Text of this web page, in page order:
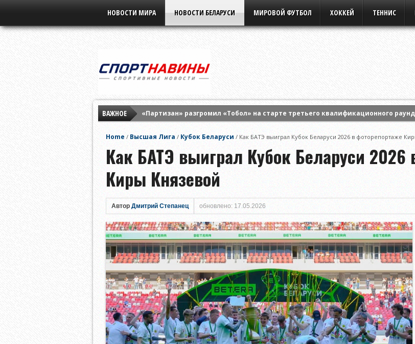
НОВОСТИ МИРА НОВОСТИ БЕЛАРУСИ МИРОВОЙ ФУТБОЛ ХОККЕЙ ТЕННИС
ВАЖНОЕ
«Партизан» разгромил «Тобол» на старте третьего квалификационного
Home / Высшая Лига / Кубок Беларуси / Как БАТЭ выиграл Кубок Беларуси 2026 в фоторепортаже
Как БАТЭ выиграл Кубок Беларуси 2026
Киры Князевой
Автор Дмитрий Степанец обновлено: 17.05.2026